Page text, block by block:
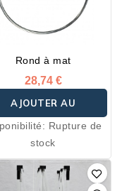
Rond à mat
28,74 €
AJOUTER AU
PANIERRupture de
stock